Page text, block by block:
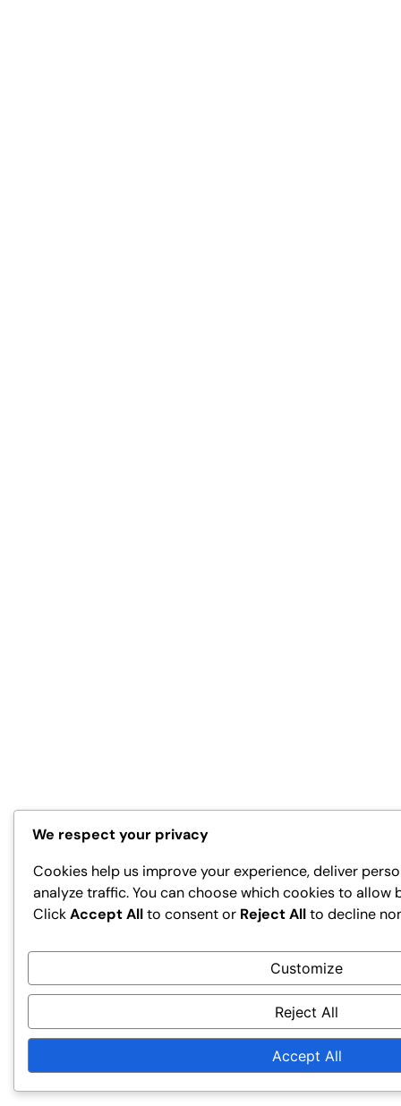
We respect your privacy
Cookies help us improve your experience, deliver
analyze traffic. You can choose which cookies to allow
ClickAccept Allto consent or Reject Allto decline
Customize
Reject All
Accept All